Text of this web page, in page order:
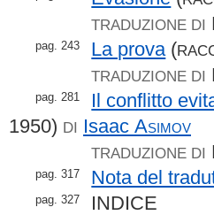
TRADUZIONE DI
pag. 243 La prova (
TRADUZIONE DI
pag. 281 Il conflitto
1950) DI Isaac Asimov
TRADUZIONE DI
pag. 317 Nota del
pag. 327 INDICE